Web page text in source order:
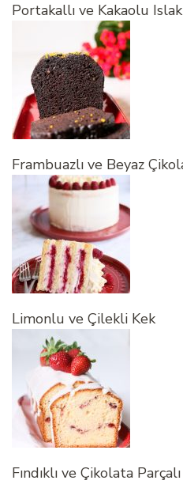
Portakallı ve Kakaolu
Frambuazlı ve Beyaz
Limonlu ve Çilekli Kek
Fındıklı ve Çikolata